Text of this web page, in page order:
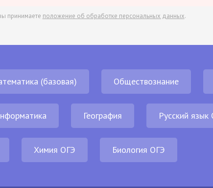
принимаете положение об обработке персональных данных.
(базовая) Обществознание
География Русский язык
Химия ОГЭ Биология ОГЭ